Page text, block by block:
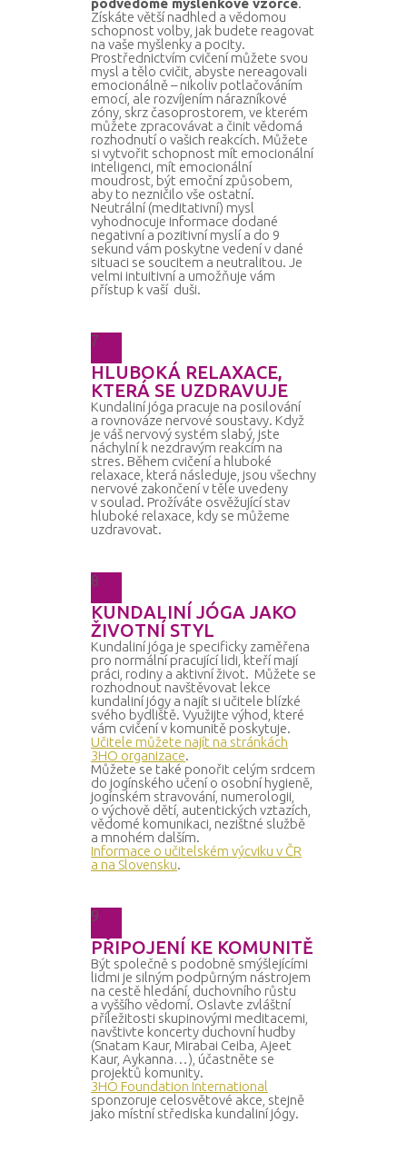
podvědomé myšlenkové vzorce.
Získáte větší nadhled a vědomou
schopnost volby, jak budete reagovat
na vaše myšlenky a pocity.
Prostřednictvím cvičení můžete svou
mysl a tělo cvičit, abyste nereagovali
emocionálně – nikoliv potlačováním
emocí, ale rozvíjením nárazníkové
zóny, skrz časoprostorem, ve kterém
můžete zpracovávat a činit vědomá
rozhodnutí o vašich reakcích. Můžete
si vytvořit schopnost mít emocionální
inteligenci, mít emocionální
moudrost, být emoční způsobem,
aby to nezničilo vše ostatní.
Neutrální (meditativní) mysl
vyhodnocuje informace dodané
negativní a pozitivní myslí a do 9
sekund vám poskytne vedení v dané
situaci se soucitem a neutralitou. Je
velmi intuitivní a umožňuje vám
přístup k vaší duši.
7
HLUBOKÁ RELAXACE,
KTERÁ SE UZDRAVUJE
Kundaliní jóga pracuje na posilování
a rovnováze nervové soustavy. Když
je váš nervový systém slabý, jste
náchylní k nezdravým reakcím na
stres. Během cvičení a hluboké
relaxace, která následuje, jsou všechny
nervové zakončení v těle uvedeny
v soulad. Prožíváte osvěžující stav
hluboké relaxace, kdy se můžeme
uzdravovat.
8
KUNDALINÍ JÓGA JAKO
ŽIVOTNÍ STYL
Kundaliní jóga je specificky zaměřena
pro normální pracující lidi, kteří mají
práci, rodiny a aktivní život. Můžete se
rozhodnout navštěvovat lekce
kundaliní jógy a najít si učitele blízké
svého bydliště. Využijte výhod, které
vám cvičení v komunitě poskytuje.
Učitele můžete najít na stránkách
3HO organizace.
Můžete se také ponořit celým srdcem
do jogínského učení o osobní hygieně,
jogínském stravování, numerologii,
o výchově dětí, autentických vztazích,
vědomé komunikaci, nezištné službě
a mnohém dalším.
Informace o učitelském výcviku v ČR
a na Slovensku.
9
PŘIPOJENÍ KE KOMUNITĚ
Být společně s podobně smýšlejícími
lidmi je silným podpůrným nástrojem
na cestě hledání, duchovního růstu
a vyššího vědomí. Oslavte zvláštní
příležitosti skupinovými meditacemi,
navštivte koncerty duchovní hudby
(Snatam Kaur, Mirabai Ceiba, Ajeet
Kaur, Aykanna…), účastněte se
projektů komunity.
3HO Foundation International
sponzoruje celosvětové akce, stejně
jako místní střediska kundaliní jógy.